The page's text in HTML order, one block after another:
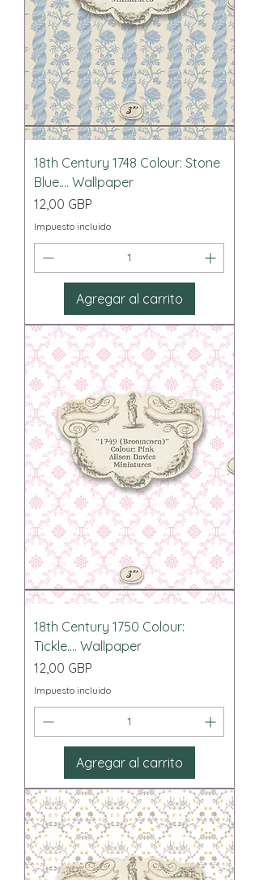
18th Century 1748 Colour: Stone
Blue.... Wallpaper
Precio
12,00 GBP
Impuesto incluido
Agregar al carrito
18th Century 1750 Colour:
Tickle.... Wallpaper
Precio
12,00 GBP
Impuesto incluido
Agregar al carrito